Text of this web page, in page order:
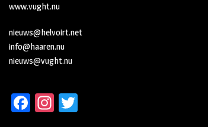
www.vught.nu
nieuws@helvoirt.net
info@haaren.nu
nieuws@vught.nu
Fa In